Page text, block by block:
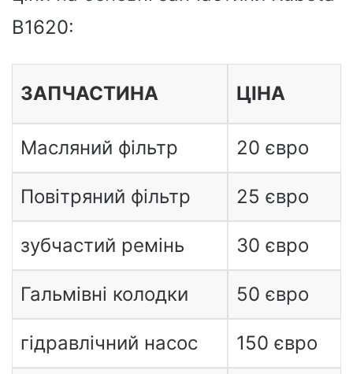
B1620:
ЗАПЧАСТИНА ЦІНА
Масляний фільтр 20 євро
Повітряний фільтр 25 євро
зубчастий ремінь 30 євро
Гальмівні колодки 50 євро
гідравлічний насос 150 євро